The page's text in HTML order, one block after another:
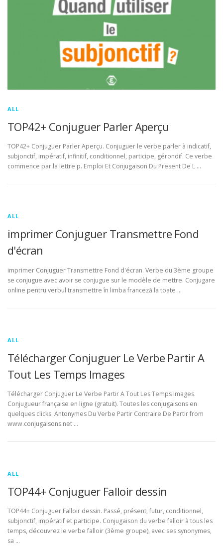
ALL
TOP42+ Conjuguer Parler Aperçu
TOP42+ Conjuguer Parler Aperçu. Conjuguer le verbe parler à indicatif,
subjonctif, impératif, infinitif, conditionnel, participe, gérondif. Ce verbe
commence par la lettre p. Emploi Et Conjugaison Du Present De L …
ALL
imprimer Conjuguer Transmettre Fond
d'écran
imprimer Conjuguer Transmettre Fond d'écran. Verbe du 3ème groupe
se conjugue avec avoir se conjugue sur le modèle de mettre. Conjugare
online pentru verbul transmettre în limba franceză la toate …
ALL
Télécharger Conjuguer Le Verbe Partir A
Tout Les Temps Images
Télécharger Conjuguer Le Verbe Partir A Tout Les Temps Images.
Conjugueur française en ligne (gratuit). Toutes les conjugaisons en
quelques clicks. Antonymes Du Verbe Partir Contraire De Partir from
www.conjugaisons.net …
ALL
TOP44+ Conjuguer Falloir dessin
TOP44+ Conjuguer Falloir dessin. Passé, présent, futur, conditionnel,
subjonctif, impératif et participe. Conjugaison du verbe falloir à tous les
temps, découvrez le verbe falloir (3ème groupe), avec ses synonymes,
sa …